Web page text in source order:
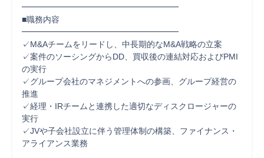
━━━━━━━━━━━━━━━━━━━
■職務内容
━━━━━━━━━━━━━━━━━━━
✓M&Aチームをリードし、中長期的なM&A戦略の立案
✓案件のソーシングからDD、買収後の連結対応およびPMI
の実行
✓グループ会社のマネジメントへの参画、グループ経営の
推進
✓経理・IRチームと連携した適切なディスクロージャーの
実行
✓JVや子会社設立に伴う管理体制の構築、ファイナンス・
アライアンス業務